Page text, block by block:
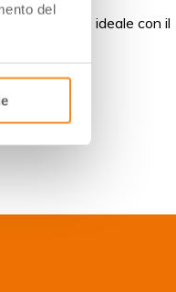
del
lo rende ideale con il